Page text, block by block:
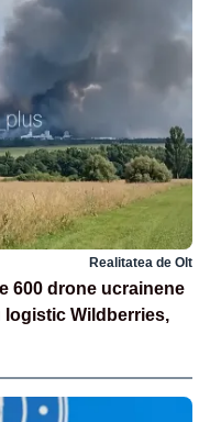
Realitatea de Olt
600 drone ucrainene
Wildberries,